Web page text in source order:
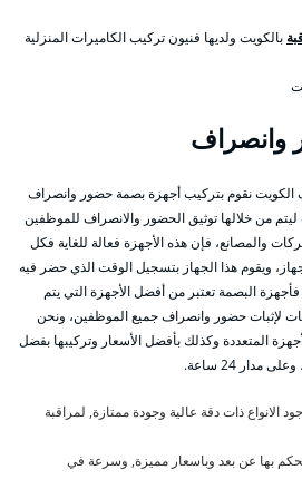
بالكويت ولديها فنيون تركيب الكاميرات المنزلية
وانصراف
نقوم بتركيب أجهزة بصمة حضور وانصراف
ليتم من خلالها توثيق الحضور والانصراف للموظفين
والمصانع، فإن هذه الأجهزة فعالة للغاية فكل
ويقوم هذا الجهاز بتسجيل الوقت الذي حضر فيه
البصمة تعتبر من أفضل الأجهزة التي يتم
لإثبات حضور وانصراف جميع الموظفين، ونحن
المتعددة وكذلك بأفضل الأسعار وتركيبها بفضل
24 ساعة.
الانواع ذات دقة عالية وجودة ممتازة, لمراقبة
بها عن بعد وباسعار مميزة, وسرعة في